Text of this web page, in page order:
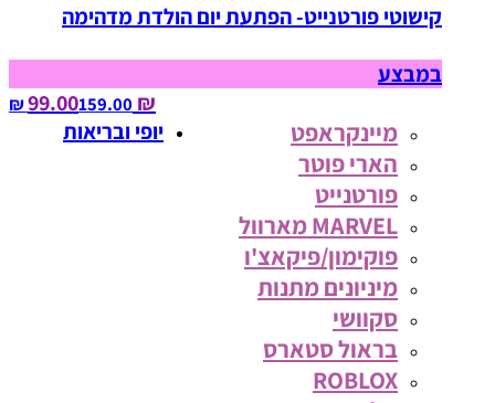
קישוטי פורטנייט- הפתעת יום הולדת מדהימה
במבצע
₪ 99.00
159.00‏ ₪
מיינקראפט
הארי פוטר
פורטנייט
MARVEL מארוול
פוקימון/פיקאצ'ו
מיניונים מתנות
סקוושי
בראול סטארס
ROBLOX
יופי ובריאות